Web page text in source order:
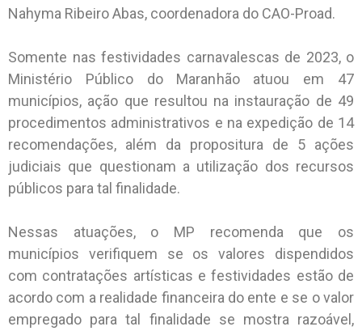
Nahyma Ribeiro Abas, coordenadora do CAO-Proad.
Somente nas festividades carnavalescas de 2023, o
Ministério Público do Maranhão atuou em 47
municípios, ação que resultou na instauração de 49
procedimentos administrativos e na expedição de 14
recomendações, além da propositura de 5 ações
judiciais que questionam a utilização dos recursos
públicos para tal finalidade.
Nessas atuações, o MP recomenda que os
municípios verifiquem se os valores dispendidos
com contratações artísticas e festividades estão de
acordo com a realidade financeira do ente e se o valor
empregado para tal finalidade se mostra razoável,